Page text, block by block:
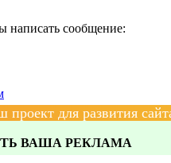
написать сообщение:
проект для развития
ВАША РЕКЛАМА